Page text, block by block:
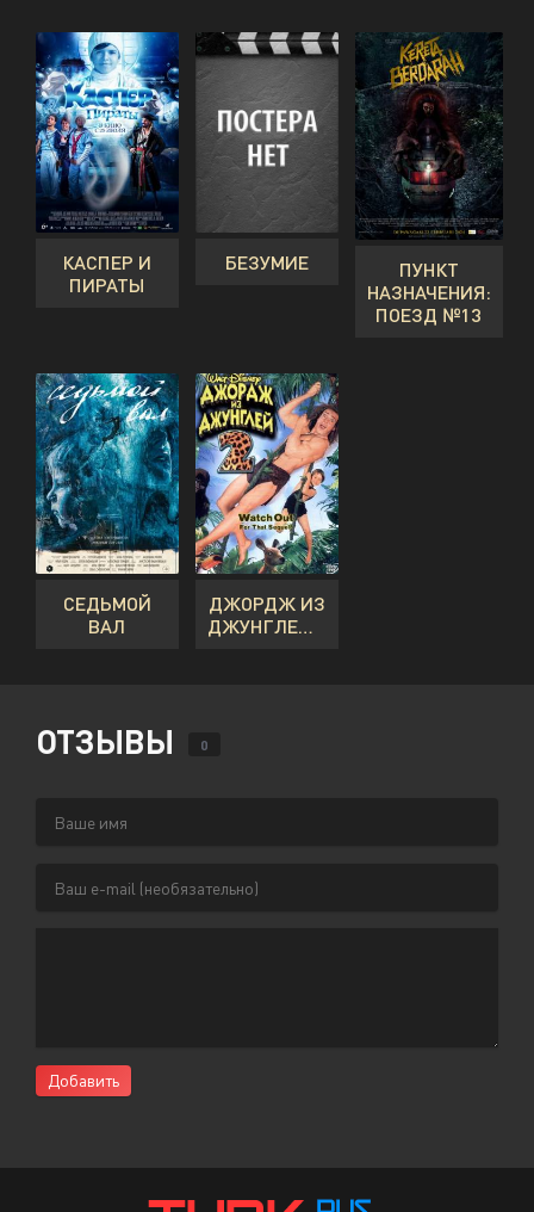
КАСПЕР И
ПИРАТЫ
БЕЗУМИЕ
ПУНКТ
НАЗНАЧЕНИЯ:
ПОЕЗД №13
СЕДЬМОЙ
ВАЛ
ДЖОРДЖ ИЗ
ДЖУНГЛЕЙ 2
ОТЗЫВЫ 0
Добавить